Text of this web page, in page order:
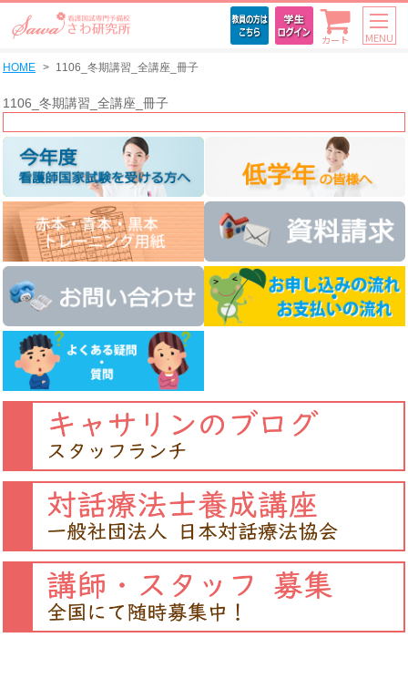
カート MENU
HOME 1106_冬期講習_全講座_冊子
1106_冬期講習_全講座_冊子